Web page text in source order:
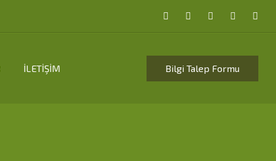
İLETİŞİM Bilgi Talep Formu